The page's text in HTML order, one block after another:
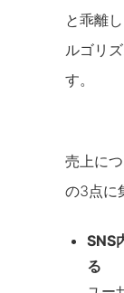
と乖離
ルゴリ
す。
売上に
の3点に
SNS
る